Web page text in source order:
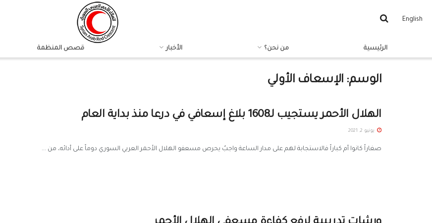
English
الرئيسية من نحن؟ الأخبار قصص المنظمة
الوسم: الإسعاف الأولي
الهلال الأحمر يستجيب لـ1608 بلاغ إسعافي في درعا منذ بداية العام
يونيو 2, 2021
صغاراً كانوا أم كباراً فالاستجابة لهم على مدار الساعة واجبٌ يحرص مسعفو الهلال الأحمر العربي السوري دوماً على أدائه، من ...